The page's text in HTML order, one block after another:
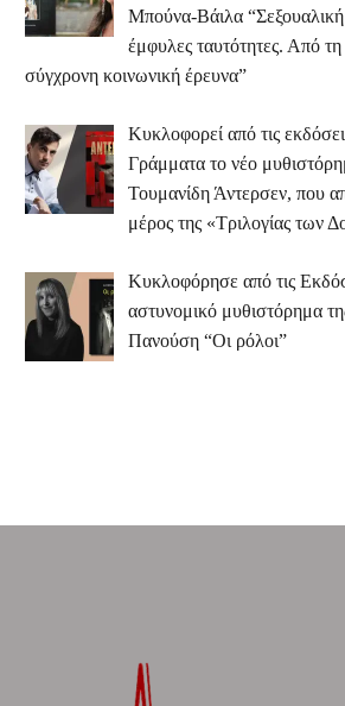
Μπούνα-Βάιλα
έμφυλες ταυτότητες. Από
σύγχρονη κοινωνική έρευνα”
Κυκλοφορεί από τις
Γράμματα το νέο
Τουμανίδη Άντερσεν, που
μέρος της «Τριλογίας των
Κυκλοφόρησε από τις
αστυνομικό μυθιστόρημα
Πανούση “Οι ρόλοι”